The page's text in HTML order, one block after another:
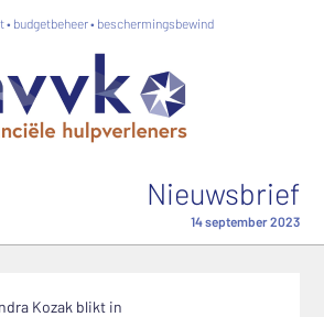
budgetbeheer • beschermingsbewind
Nieuwsbrief
14 september 2023
Kozak blikt in